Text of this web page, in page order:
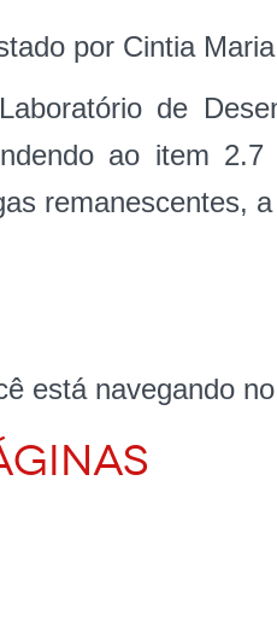
por Cintia
de
ao item
remanescentes,
está navegando